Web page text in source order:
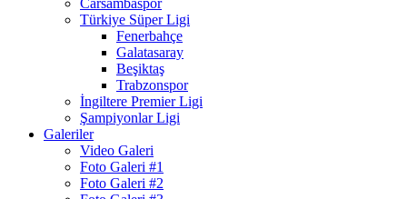
Carsambaspor
Türkiye Süper Ligi
Fenerbahçe
Galatasaray
Beşiktaş
Trabzonspor
İngiltere Premier Ligi
Şampiyonlar Ligi
Galeriler
Video Galeri
Foto Galeri #1
Foto Galeri #2